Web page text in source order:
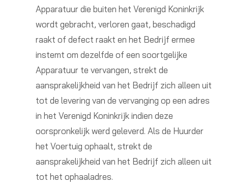
Apparatuur die buiten het Verenigd Koninkrijk
wordt gebracht, verloren gaat, beschadigd
raakt of defect raakt en het Bedrijf ermee
instemt om dezelfde of een soortgelijke
Apparatuur te vervangen, strekt de
aansprakelijkheid van het Bedrijf zich alleen uit
tot de levering van de vervanging op een adres
in het Verenigd Koninkrijk indien deze
oorspronkelijk werd geleverd. Als de Huurder
het Voertuig ophaalt, strekt de
aansprakelijkheid van het Bedrijf zich alleen uit
tot het ophaaladres.